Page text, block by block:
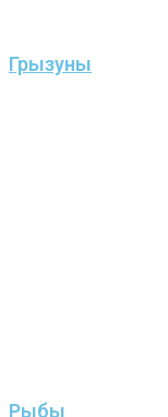
Грызуны
Рыбы